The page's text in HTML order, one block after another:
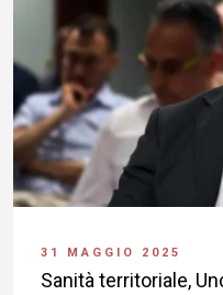
31 MAGGIO 2025
Sanità territoriale,